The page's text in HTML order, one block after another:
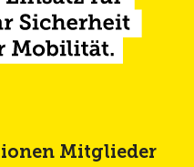
Mitglieder